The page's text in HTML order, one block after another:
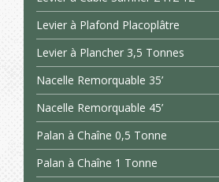
Levier à Plafond Placoplâtre
Levier à Plancher 3,5 Tonnes
Nacelle Remorquable 35’
Nacelle Remorquable 45’
Palan à Chaîne 0,5 Tonne
Palan à Chaîne 1 Tonne